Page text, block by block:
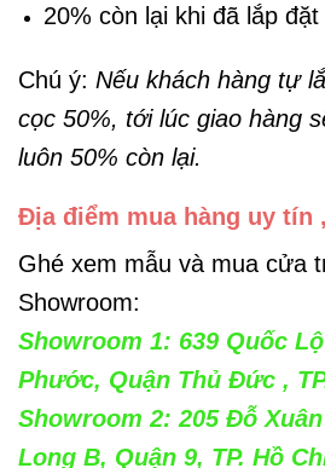
20% còn lại khi đã lắp
Chú ý: Nếu khách hàng tự
cọc 50%, tới lúc giao hàng
luôn 50% còn lại.
Địa điểm mua hàng uy tín
Ghé xem mẫu và mua cửa
Showroom:
Showroom 1: 639 Quốc
Phước, Quận Thủ Đức ,
Showroom 2: 205 Đỗ
Long B, Quận 9, TP. Hồ